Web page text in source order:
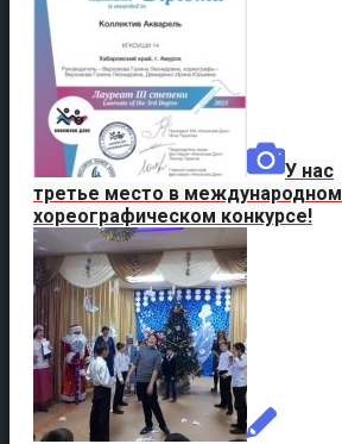
У нас
третье место в международном
хореографическом конкурсе!